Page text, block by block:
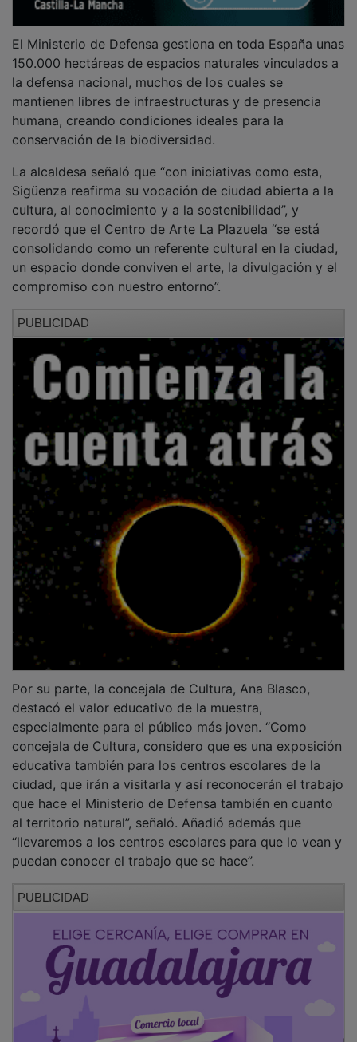
150.000 hectáreas de espacios naturales vinculados a
la defensa nacional, muchos de los cuales se
mantienen libres de infraestructuras y de presencia
humana, creando condiciones ideales para la
conservación de la biodiversidad.
Sigüenza reafirma su vocación de ciudad abierta a la
cultura, al conocimiento y a la sostenibilidad”, y
recordó que el Centro de Arte La Plazuela “se está
consolidando como un referente cultural en la ciudad,
un espacio donde conviven el arte, la divulgación y el
compromiso con nuestro entorno”.
destacó el valor educativo de la muestra,
especialmente para el público más joven. “Como
concejala de Cultura, considero que es una exposición
educativa también para los centros escolares de la
ciudad, que irán a visitarla y así reconocerán el trabajo
que hace el Ministerio de Defensa también en cuanto
al territorio natural”, señaló. Añadió además que
“llevaremos a los centros escolares para que lo vean y
puedan conocer el trabajo que se hace”.